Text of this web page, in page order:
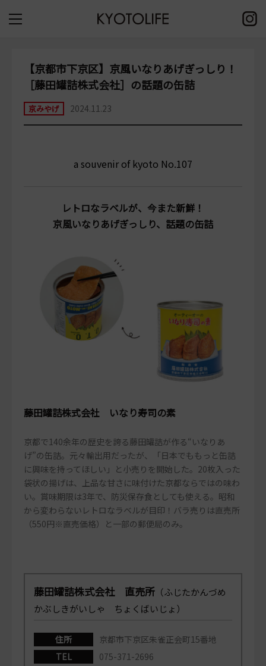
【京都市下京区】京風いなりあげぎっしり！
［藤田罐詰株式会社］の話題の缶詰
京みやげ 2024.11.23
a souvenir of kyoto No.107
レトロなラベルが、今また新鮮！
京風いなりあげぎっしり、話題の缶詰
藤田罐詰株式会社 いなり寿司の素
京都で140余年の歴史を誇る藤田罐詰が作る“いなりあ
げ”の缶詰。元々輸出用だったが、「日本でももっと缶詰
に興味を持ってほしい」と小売りを開始した。20枚入った
袋状の揚げは、上品な甘さに味付けた京都ならではの味わ
い。賞味期限は3年で、防災保存食としても使える。昭和
から変わらないレトロなラベルが目印！バラ売りは直売所
（550円※直売価格）と一部の郵便局のみ。
藤田罐詰株式会社 直売所 （ふじたかんづめ
かぶしきがいしゃ ちょくばいじょ）
住所
京都市下京区朱雀正会町15番地
TEL
075-371-2696